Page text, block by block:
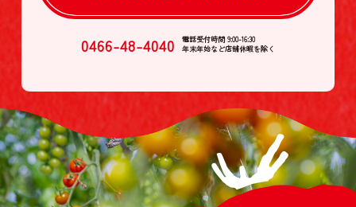
0466-48-4040
電話受付時間 9:00-16:30
年末年始など店舗休暇を除く